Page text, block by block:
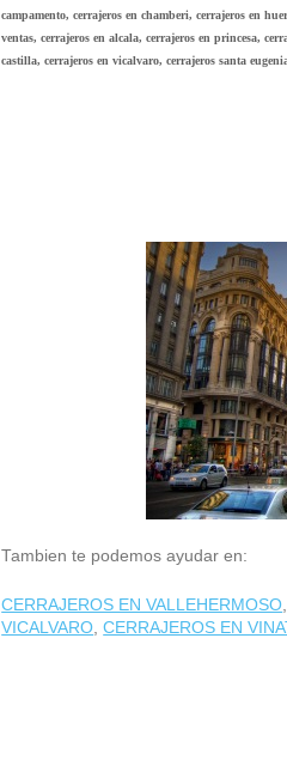
campamento, cerrajeros en chamberi, cerrajeros en
ventas, cerrajeros en alcala, cerrajeros en princesa,
castilla, cerrajeros en vicalvaro, cerrajeros santa
Tambien te podemos ayudar en:
CERRAJEROS EN VALLEHERMOSO
VICALVARO ,CERRAJEROS EN